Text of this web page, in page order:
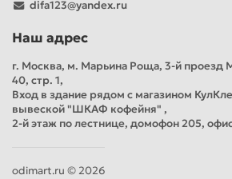
difa123@yandex.ru
Наш адрес
г. Москва, м. Марьина Роща, 3-й проезд
40, стр. 1,
Вход в здание рядом с магазином
вывеской "ШКАФ кофейня" ,
2-й этаж по лестнице, домофон 205,
odimart.ru © 2026